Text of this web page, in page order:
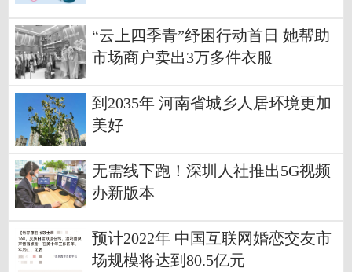
“云上四季青”纾困行动首日 她帮助
市场商户卖出3万多件衣服
到2035年 河南省城乡人居环境更加
美好
无需线下跑！深圳人社推出5G视频
办新版本
预计2022年 中国互联网婚恋交友市
场规模将达到80.5亿元